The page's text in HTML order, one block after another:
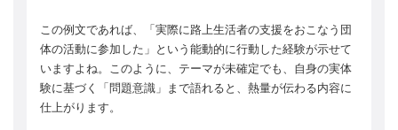
この例文であれば、「実際に路上生活者の支援をおこなう団
体の活動に参加した」という能動的に行動した経験が示せて
いますよね。このように、テーマが未確定でも、自身の実体
験に基づく「問題意識」まで語れると、熱量が伝わる内容に
仕上がります。